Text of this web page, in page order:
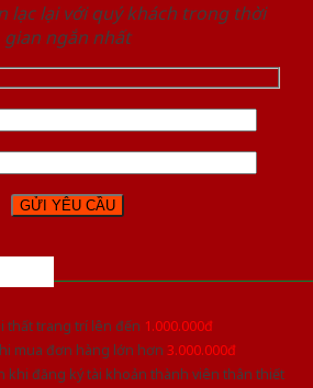
lạc lại với quý khách trong thời
gian ngắn nhất
thất trang trí lên đến 1.000.000đ
mua đơn hàng lớn hơn 3.000.000đ
khi đăng ký tài khoản thành viên thân thiết